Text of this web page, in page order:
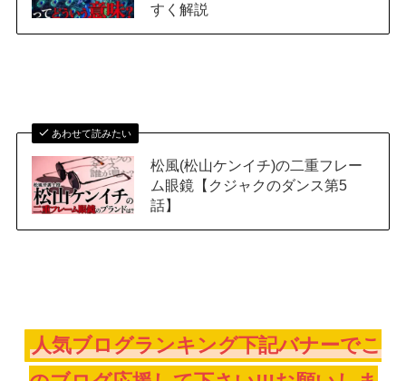
すく解説
あわせて読みたい
松風(松山ケンイチ)の二重フレー
ム眼鏡【クジャクのダンス第5
話】
人気ブログランキング下記バナーでこ